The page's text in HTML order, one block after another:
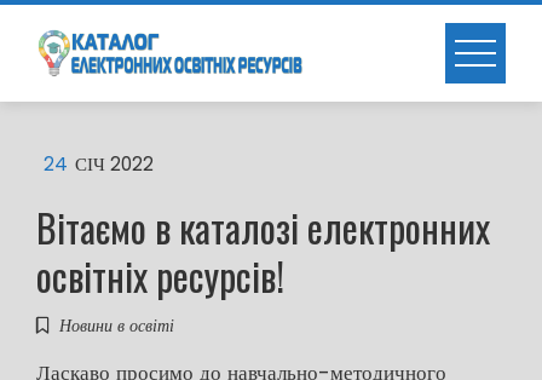
Skip
content
24 СІЧ 2022
Вітаємо в каталозі електронних
освітніх ресурсів!
Новини в освіті
Ласкаво просимо до навчально-методичного